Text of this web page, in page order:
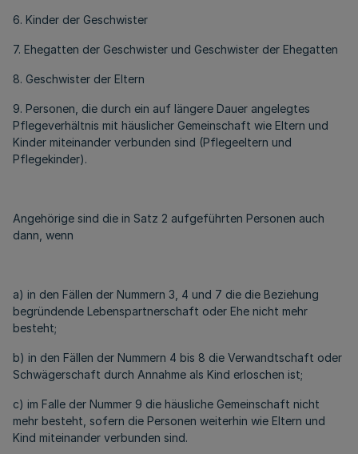
6. Kinder der Geschwister
7. Ehegatten der Geschwister und Geschwister der Ehegatten
8. Geschwister der Eltern
9. Personen, die durch ein auf längere Dauer angelegtes
Pflegeverhältnis mit häuslicher Gemeinschaft wie Eltern und
Kinder miteinander verbunden sind (Pflegeeltern und
Pflegekinder).
Angehörige sind die in Satz 2 aufgeführten Personen auch
dann, wenn
a) in den Fällen der Nummern 3, 4 und 7 die die Beziehung
begründende Lebenspartnerschaft oder Ehe nicht mehr
besteht;
b) in den Fällen der Nummern 4 bis 8 die Verwandtschaft oder
Schwägerschaft durch Annahme als Kind erloschen ist;
c) im Falle der Nummer 9 die häusliche Gemeinschaft nicht
mehr besteht, sofern die Personen weiterhin wie Eltern und
Kind miteinander verbunden sind.